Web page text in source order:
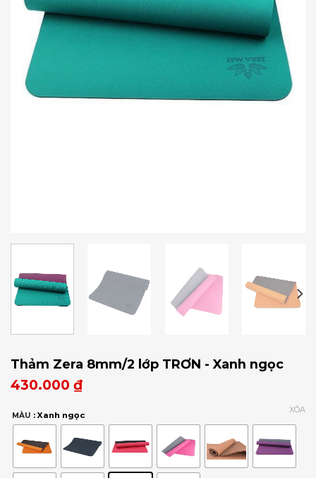
Thảm Zera 8mm/2 lớp TRƠN - Xanh ngọc
430.000 ₫
MÀU : Xanh ngọc
XÓA